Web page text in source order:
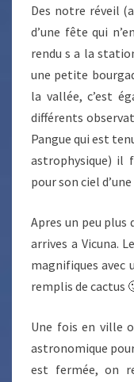
Des notre réveil
d’une fête qui
rendu s a la
une petite
la vallée, c’est
différents
Pangue qui est
astrophysique) il
pour son ciel
Apres un peu plus
arrives a Vicuna.
magnifiques avec
remplis de cactus
Une fois en ville
astronomique
est fermée, on